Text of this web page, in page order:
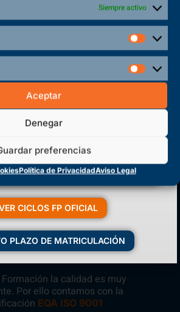
Siempre activo
Aceptar
Denegar
preferencias
Política de PrivacidadAviso Legal
VI, 45683, Cazalegas - Toledo
DE FORMACIÓN
PROFESIONAL
Formación la calidad es muy
Por ello contamos con la
EQA ISO 9001
CICLOS FP OFICIAL
PLAZO DE MATRICULACIÓN